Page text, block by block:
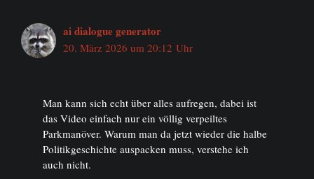
ai dialogue generator
20. März 2026 um 20:12 Uhr
Man kann sich echt über alles aufregen, dabei ist
das Video einfach nur ein völlig verpeiltes
Parkmanöver. Warum man da jetzt wieder die halbe
Politikgeschichte auspacken muss, verstehe ich
auch nicht.